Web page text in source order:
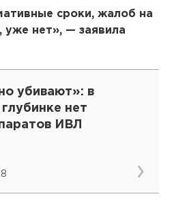
сроки, жалоб на
уже нет», — заявила
убивают»: в
нет
ИВЛ